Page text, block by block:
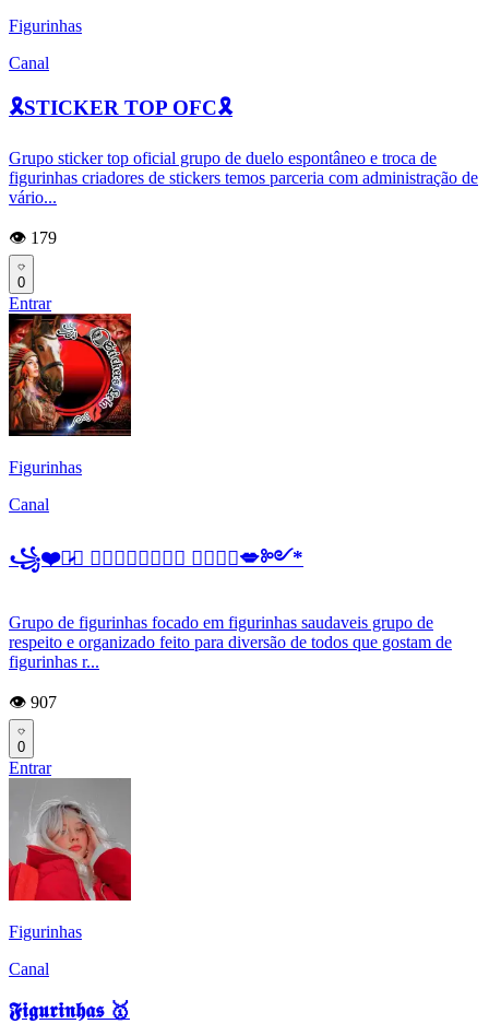
Figurinhas
Canal
🎗️STICKER TOP OFC🎗️
Grupo sticker top oficial grupo de duelo espontâneo e troca de
figurinhas criadores de stickers temos parceria com administração de
vário...
👁️ 179
0
Entrar
Figurinhas
Canal
꧁❤️𔒰̷̷̷⃝ 𝕾𝖙𝖎𝖈𝖐𝖊𝖗𝖘 𝕷𝖊𝖑𝖆💋༻*
Grupo de figurinhas focado em figurinhas saudaveis grupo de
respeito e organizado feito para diversão de todos que gostam de
figurinhas r...
👁️ 907
0
Entrar
Figurinhas
Canal
𝕱𝖎𝖌𝖚𝖗𝖎𝖓𝖍𝖆𝖘 🥇